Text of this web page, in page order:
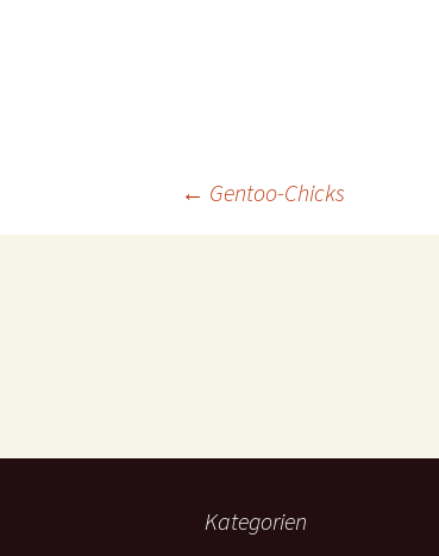
Beitrags-
← Gentoo-Chicks
Kategorien